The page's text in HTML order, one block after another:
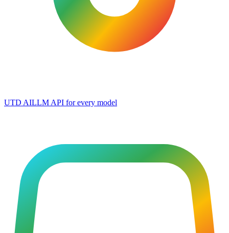
UTD AILLM API for every model